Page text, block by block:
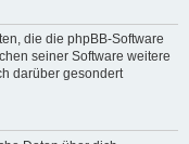
die die phpBB-Software
seiner Software weitere
darüber gesondert